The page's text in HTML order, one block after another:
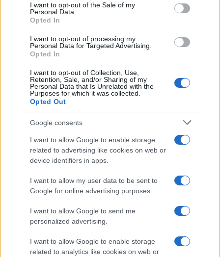
I want to opt-out of the Sale of my
Personal Data.
Opted In
I want to opt-out of processing my
Personal Data for Targeted Advertising.
Opted In
I want to opt-out of Collection, Use,
Retention, Sale, and/or Sharing of my
Personal Data that Is Unrelated with the
Purposes for which it was collected.
Opted Out
Google consents
I want to allow Google to enable storage
related to advertising like cookies on web or
device identifiers in apps.
I want to allow my user data to be sent to
Google for online advertising purposes.
I want to allow Google to send me
personalized advertising.
I want to allow Google to enable storage
related to analytics like cookies on web or
Il problema dell’Italia sono i non vaccinati
Con essi ogni dubbio svanisce, nevvero?
Ora vi dico come credo possano forse essere
andate le cose. Forse mi sbaglio, ma ve lo dico lo
stesso. Bisognava che
Quirinale, per pagargli il conto dei suoi servizi, nel
esattamente avesse fatto quest’uomo per
meritarsi il Colle, e s’è pensato che avrebbe
come l’Uomo che avrebbe dimostrato di aver
portato il Paese fuori dall’emergenza.
primo errore:«wishful thinking». Un errore,
questo, già commesso all’inizio della pandemia,
quando tutti giuravano che il virus non ci avrebbe
toccato (rammentate Burioni da Fabio Fazio nel